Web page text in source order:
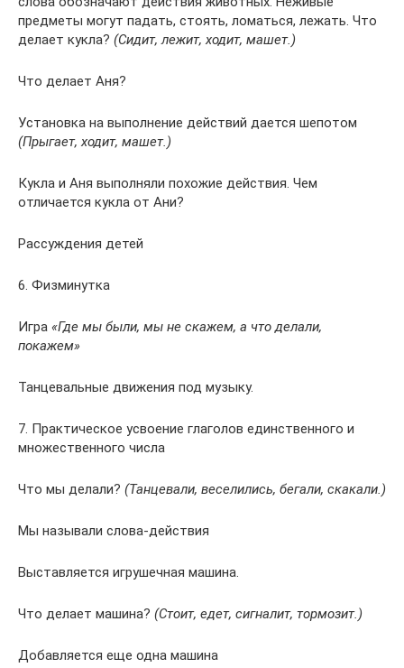
предметы могут падать, стоять, ломаться, лежать. Что
делает кукла? (Сидит, лежит, ходит, машет.)
Что делает Аня?
Установка на выполнение действий дается шепотом
(Прыгает, ходит, машет.)
Кукла и Аня выполняли похожие действия. Чем
отличается кукла от Ани?
Рассуждения детей
6. Физминутка
Игра «Где мы были, мы не скажем, а что делали,
покажем»
Танцевальные движения под музыку.
7. Практическое усвоение глаголов единственного и
множественного числа
Что мы делали? (Танцевали, веселились, бегали, скакали.)
Мы называли слова-действия
Выставляется игрушечная машина.
Что делает машина? (Стоит, едет, сигналит, тормозит.)
Добавляется еще одна машина